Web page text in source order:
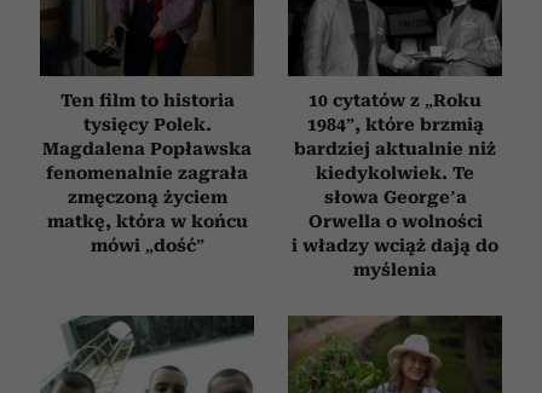
Ten film to historia
tysięcy Polek.
Magdalena Popławska
fenomenalnie zagrała
zmęczoną życiem
matkę, która w końcu
mówi „dość”
10 cytatów z „Roku
1984”, które brzmią
bardziej aktualnie niż
kiedykolwiek. Te
słowa George’a
Orwella o wolności
i władzy wciąż dają do
myślenia